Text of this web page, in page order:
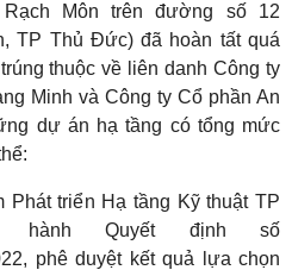
Môn trên đường số 12
TP Thủ Đức) đã hoàn tất quá
thuộc về liên danh Công ty
Minh và Công ty Cổ phần An
dự án hạ tầng có tổng mức
Phát triển Hạ tầng Kỹ thuật TP
Quyết định số
phê duyệt kết quả lựa chọn